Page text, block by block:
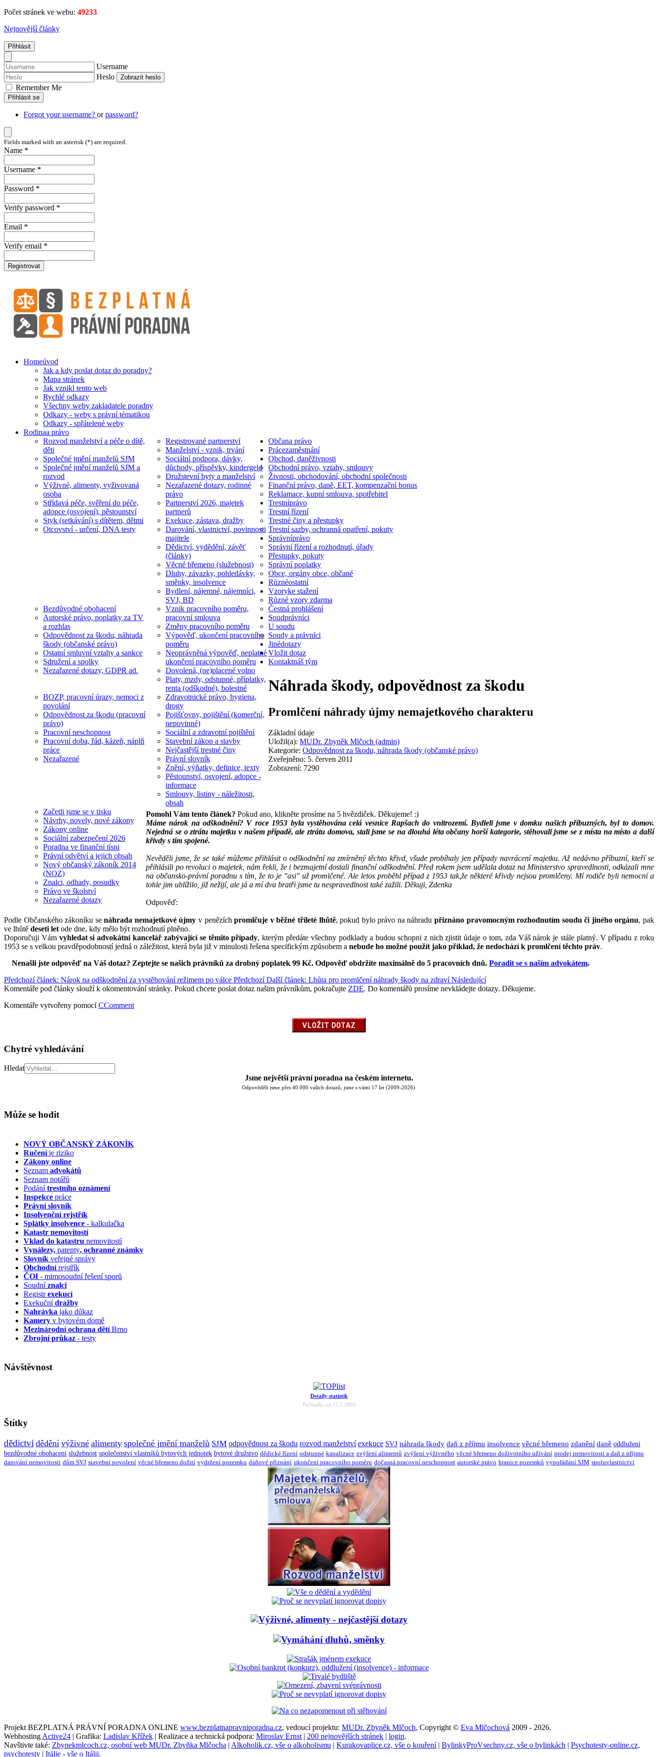
Počet stránek ve webu: 49233
Nejnovější články
Přihlásit
Username
Heslo
Zobrazit heslo
Remember Me
Přihlásit se
Forgot your username? orpassword?
Fields marked with an asterisk (*) are required.
Name *
Username *
Password *
Verify password *
Email *
Verify email *
Registrovat
Homeúvod
Jak a kdy poslat dotaz do poradny?
Mapa stránek
Jak vznikl tento web
Rychlé odkazy
Všechny weby zakladatele poradny
Odkazy - weby s právní tématikou
Odkazy - spřátelené weby
Rodinaa právo
Rozvod manželství a péče o dítě,
děti
Společné jmění manželů SJM
Společné jmění manželů SJM a
rozvod
Výživné, alimenty, vyživovaná
osoba
Střídavá péče, svěření do péče,
adopce (osvojení), pěstounství
Styk (setkávání) s dítětem, dětmi
Otcovství - určení, DNA testy
Registrované partnerství
Manželství - vznik, trvání
Sociální podpora, dávky,
důchody, příspěvky, kindergeld
Družstevní byty a manželství
Nezařazené dotazy, rodinné
právo
Partnerství 2026, majetek
partnerů
Občana právo
Exekuce, zástava, dražby
Darování, vlastnictví, povinnosti
majitele
Dědictví, vydědění, závěť
(články)
Věcné břemeno (služebnost)
Dluhy, závazky, pohledávky,
směnky, insolvence
Bydlení, nájemné, nájemníci,
SVJ, BD
Bezdůvodné obohacení
Autorské právo, poplatky za TV
a rozhlas
Odpovědnost za škodu, náhrada
škody (občanské právo)
Ostatní smluvní vztahy a sankce
Sdružení a spolky
Nezařazené dotazy, GDPR ad.
Prácezaměstnání
Vznik pracovního poměru,
pracovní smlouva
Změny pracovního poměru
Výpověď, ukončení pracovního
poměru
Neoprávněná výpověď, neplatné
ukončení pracovního poměru
Dovolená, (ne)placené volno
Platy, mzdy, odstupné, příplatky,
renta (odškodné), bolestné
BOZP, pracovní úrazy, nemoci z
povolání
Odpovědnost za škodu (pracovní
právo)
Pracovní neschopnost
Pracovní doba, řád, kázeň, náplň
práce
Nezařazené
Obchod, daněživnosti
Obchodní právo, vztahy, smlouvy
Živnosti, obchodování, obchodní společnosti
Finanční právo, daně, EET, kompenzační bonus
Reklamace, kupní smlouva, spotřebitel
Trestníprávo
Trestní řízení
Trestné činy a přestupky
Trestní sazby, ochranná opatření, pokuty
Správníprávo
Správní řízení a rozhodnutí, úřady
Přestupky, pokuty
Správní poplatky
Obce, orgány obce, občané
Různéostatní
Zdravotnické právo, hygiena,
drogy
Pojišťovny, pojištění (komerční,
nepovinné)
Sociální a zdravotní pojištění
Stavební zákon a stavby
Nejčastější trestné činy
Právní slovník
Znění, výňatky, definice, texty
Pěstounství, osvojení, adopce -
informace
Smlouvy, listiny - náležitosti,
obsah
Začetli jsme se v tisku
Návrhy, novely, nové zákony
Zákony online
Sociální zabezpečení 2026
Poradna ve finanční tísni
Právní odvětví a jejich obsah
Nový občanský zákoník 2014
(NOZ)
Znalci, odhady, posudky
Právo ve školství
Nezařazené dotazy
Vzoryke stažení
Různé vzory zdarma
Čestná prohlášení
Soudprávníci
U soudu
Soudy a právníci
Jinédotazy
Vložit dotaz
Kontaktnáš tým
Náhrada škody, odpovědnost za škodu
Promlčení náhrady újmy nemajetkového charakteru
Základní údaje
Uložil(a): MUDr. Zbyněk Mlčoch (admin)
Kategorie: Odpovědnost za škodu, náhrada škody (občanské právo)
Zveřejněno: 5. červen 2011
Zobrazení: 7290
Pomohl Vám tento článek? Pokud ano, klikněte prosíme na 5 hvězdiček. Děkujeme! :)
Máme nárok na odškodnění? V roce 1953 byla vystěhována celá vesnice Rapšach do vnitrozemí. Bydleli jsme v domku našich příbuzných, byl to domov.
Nejedná se o ztrátu majetku v našem případě, ale ztrátu domova, stali jsme se na dlouhá léta občany horší kategorie, stěhovali jsme se z místa na místo a další
křivdy s tím spojené.
Nevěděli jsme, že se také můžeme přihlásit o odškodnění na zmírněný těchto křivd, všude probíhaly jen případy navrácení majetku. Až nedávno příbuzní, kteří se
přihlásili po revoluci o majetek, nám řekli, že i bezmajetní dostali finanční odškodnění. Před rokem jsem udělala dotaz na Ministerstvo spravedlnosti, odkázali mne
na občansko-právní poradnu s tím, že to je "asi" už promlčené. Ale letos proběhl případ z 1953 tak,že některé křivdy nejsou promlčeny. Mí rodiče byli nemocní a
tohle jim ublížilo, již nežijí, ale já a mí dva bratři jsme tu nespravedlnost také zažili. Děkuji, Zdenka
Odpověď:
Podle Občanského zákoníku senáhrada nemajetkové újmy v penězíchpromlčuje v běžné tříleté lhůtě, pokud bylo právo na náhradu přiznáno pravomocným rozhodnutím soudu či jiného orgánu, pak
ve lhůtě deseti let ode dne, kdy mělo být rozhodnutí plněno.
Doporučuji Vám vyhledat si advokátní kancelář zabývající se těmito případy, kterým předáte všechny podklady a budou schopni z nich zjistit údaje o tom, zda Váš nárok je stále platný. V případu z roku
1953 se s velkou pravděpodobností jedná o záležitost, která byla již v minulosti řešena specifickým způsobem a nebude ho možné použít jako příklad, že nedochází k promlčení těchto práv.
Nenašli jste odpověď na Váš dotaz? Zeptejte se našich právníků za drobný poplatek 99 Kč. Odpověď obdržíte maximálně do 5 pracovních dnů. Poradit se s naším advokátem.
Předchozí článek: Nárok na odškodnění za vystěhování režimem po válce Předchozí Další článek: Lhůta pro promlčení náhrady škody na zdravíNásledující
Komentáře pod články slouží k okomentování stránky. Pokud chcete poslat dotaz našim právníkům, pokračujte ZDE. Do komentářů prosíme nevkládejte dotazy. Děkujeme.
Komentáře vytvořeny pomocíCComment
Chytré vyhledávání
Hledat
Jsme největší právní poradna na českém internetu.
Odpověděli jsme přes 40.000 vašich dotazů, jsme s vámi 17 let (2009-2026).
Může se hodit
NOVÝ OBČANSKÝ ZÁKONÍK
Ručeníje riziko
Zákony online
Seznam advokátů
Seznam notářů
Podánítrestního oznámení
Inspekce práce
Právní slovník
Insolvenčnírejstřík
Splátky insolvence - kalkulačka
Katastr nemovitostí
Vklad do katastru nemovitostí
Vynálezy, patenty, ochranné známky
Slovník veřejné správy
Obchodnírejstřík
ČOI - mimosoudní řešení sporů
Soudníznalci
Registrexekucí
Exekučnídražby
Nahrávka jako důkaz
Kamery v bytovém domě
Mezinárodní ochrana dětíBrno
Zbrojní průkaz - testy
Návštěvnost
Detaily statistik
Počítadlo od 13.2.2009
Štítky
dědictví dědění výživné alimenty společné jmění manželů SJM odpovědnost za škodu rozvod manželství exekuce SVJ náhrada škody daň z příjmu insolvence věcné břemeno zdanění daně oddlužení
bezdůvodné obohacení služebnost společenství vlastníků bytových jednotek bytové družstvo dědické řízení odstupné kanalizace zvýšení alimentů zvýšení výživného věcné břemeno doživotního užívání prodej nemovitosti a daň z příjmu
darování nemovitosti dům SVJ stavební povolení věcné břemeno dožití vydržení pozemku daňové přiznání ukončení pracovního poměru dočasná pracovní neschopnost autorské právo hranice pozemků vypořádání SJM spoluvlastnictví
Projekt BEZPLATNÁ PRÁVNÍ PORADNA ONLINE www.bezplatnapravniporadna.cz, vedoucí projektu: MUDr. Zbyněk Mlčoch, Copyright © Eva Mlčochová 2009 - 2026.
Webhosting Active24 | Grafika: Ladislav Křížek | Realizace a technická podpora: Miroslav Ernst | 200 nejnovějších stránek | login.
Navštivte také: Zbynekmlcoch.cz, osobní web MUDr. Zbyňka Mlčocha | Alkoholik.cz, vše o alkoholismu | Kurakovaplice.cz, vše o kouření| BylinkyProVsechny.cz, vše o bylinkách | Psychotesty-online.cz,
psychotesty | Itálie - vše o Itálii.